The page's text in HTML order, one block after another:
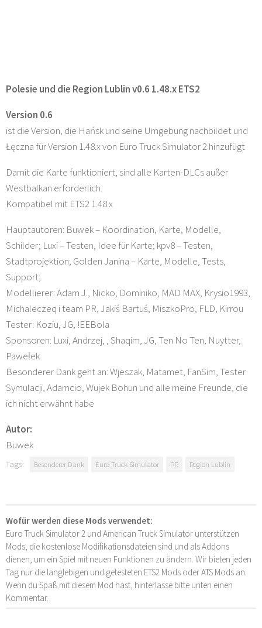
Polesie und die Region Lublin v0.6 1.48.x ETS2
Version 0.6
ist die Version, die Hańsk und seine Umgebung nachbildet und
Łęczna für Version 1.48.x von Euro Truck Simulator 2 hinzufügt
Damit die Karte funktioniert, sind alle Karten-DLCs außer
Westbalkan erforderlich.
Kompatibel mit ETS2 1.48.x
Hauptautoren: Buwek – Koordination, Karte, Modelle,
Schilder; Luxi – Testen, Idee für Karte; kpv8 – Testen,
Stadtprojektion; Golden Janina – Karte, Modelle, Tests,
Support;
Modellierer: Adam J., Nicko, Dominiko, MAD MAX, Krysio1993,
Michaleczeq i team PR, Jakiś Bartuś, MiszkoPro, FLD, Kirrou
Tester: Koziu, JG, !EEBola
Sponsoren: Luxi, Andrzej, , Shaqim, JG, Ten No Ten, Nuytter,
Pawełek
Besonderer Dank geht an: Wjeszak, Matamet, FanSim, Tester
Symulacji, Adamcio, Wujek Bohun und alle meine Freunde, die
ich nicht erwähnt habe
Autor:
Buwek
Tags: Besonderer Dank Euro Truck Simulator PR Region Lublin
Wofür werden diese Mods verwendet:
Euro Truck Simulator 2 und American Truck Simulator unterstützen
Mods, die kostenlose Modifikationsdateien sind und als Addons
dienen, um ein Spiel mit neuen Funktionen zu ändern. Wir bieten jeden
Tag nur die langlebigen und getesteten ETS2 Mods oder ATS Mods an.
Wenn du Spaß mit diesem Mod hast, hinterlasse bitte unten einen
Kommentar.